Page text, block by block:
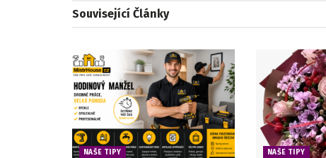
Související Články
NAŠE TIPY NAŠE TIPY